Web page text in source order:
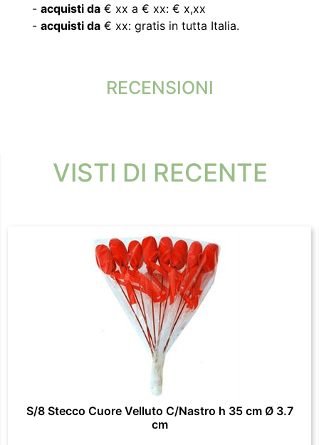
- acquisti da € xx a € xx: € x,xx
- acquisti da € xx: gratis in tutta Italia.
RECENSIONI
VISTI DI RECENTE
S/8 Stecco Cuore Velluto C/Nastro h 35 cm Ø 3.7
cm